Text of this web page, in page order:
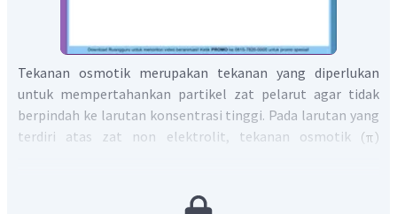
Tekanan osmotik merupakan tekanan yang diperlukan
untuk mempertahankan partikel zat pelarut agar tidak
berpindah ke larutan konsentrasi tinggi. Pada larutan yang
terdiri atas zat non elektrolit, tekanan osmotik